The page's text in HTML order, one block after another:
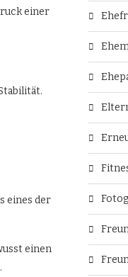
einer
eines der
einen